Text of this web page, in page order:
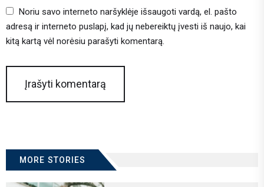
Noriu savo interneto naršyklėje išsaugoti vardą, el. pašto
adresą ir interneto puslapį, kad jų nebereiktų įvesti iš naujo, kai
kitą kartą vėl norėsiu parašyti komentarą.
MORE STORIES